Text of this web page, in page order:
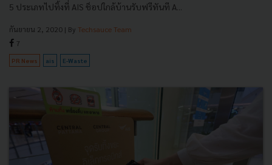
5 ประเภทไปทิ้งที่ AIS ช็อปใกล้บ้านรับฟรีทันที A...
กันยายน 2, 2020 | By Techsauce Team
7
PR News ais E-Waste